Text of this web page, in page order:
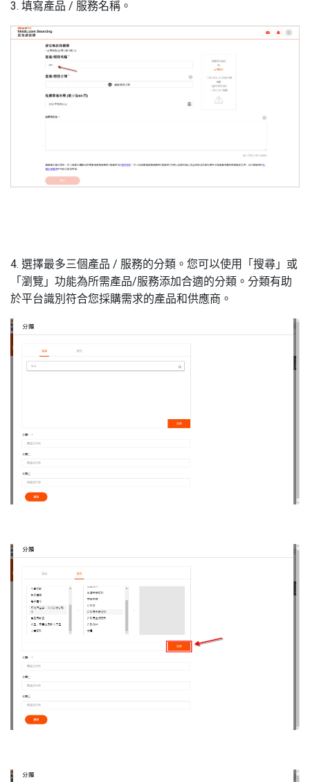
3. 填寫產品 / 服務名稱。
4. 選擇最多三個產品 / 服務的分類。您可以使用「搜尋」或
「 瀏覽 」功能為所需產品/服務添加合適的分類。分類有助
於平台識別符合您採購需求的產品和供應商。